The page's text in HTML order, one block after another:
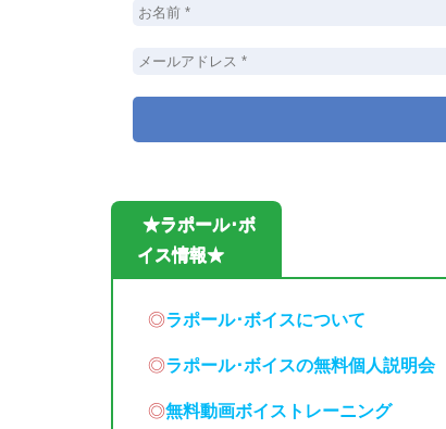
★ラポール･ボ
イス情報★
◎ラポール･ボイスについて
◎ラポール･ボイスの無料個人説明会
◎無料動画ボイストレーニング